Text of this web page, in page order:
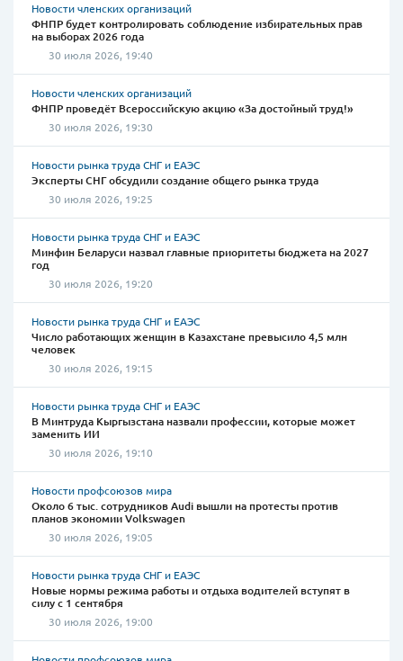
Новости членских организаций
ФНПР будет контролировать соблюдение избирательных прав
на выборах 2026 года
30 июля 2026, 19:40
Новости членских организаций
ФНПР проведёт Всероссийскую акцию «За достойный труд!»
30 июля 2026, 19:30
Новости рынка труда СНГ и ЕАЭС
Эксперты СНГ обсудили создание общего рынка труда
30 июля 2026, 19:25
Новости рынка труда СНГ и ЕАЭС
Минфин Беларуси назвал главные приоритеты бюджета на 2027
год
30 июля 2026, 19:20
Новости рынка труда СНГ и ЕАЭС
Число работающих женщин в Казахстане превысило 4,5 млн
человек
30 июля 2026, 19:15
Новости рынка труда СНГ и ЕАЭС
В Минтруда Кыргызстана назвали профессии, которые может
заменить ИИ
30 июля 2026, 19:10
Новости профсоюзов мира
Около 6 тыс. сотрудников Audi вышли на протесты против
планов экономии Volkswagen
30 июля 2026, 19:05
Новости рынка труда СНГ и ЕАЭС
Новые нормы режима работы и отдыха водителей вступят в
силу с 1 сентября
30 июля 2026, 19:00